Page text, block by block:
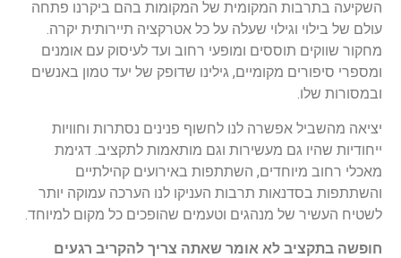
השקיעה בתרבות המקומית של המקומות בהם ביקרנו פתחה
עולם של בילוי וגילוי שעלה על כל אטרקציה תיירותית יקרה.
מחקור שווקים תוססים ומופעי רחוב ועד לעיסוק עם אומנים
ומספרי סיפורים מקומיים, גילינו שדופק של יעד טמון באנשים
ובמסורות שלו.
יציאה מהשביל אפשרה לנו לחשוף פנינים נסתרות וחוויות
ייחודיות שהיו גם מעשירות וגם מותאמות לתקציב. דגימת
מאכלי רחוב מיוחדים, השתתפות באירועים קהילתיים
והשתתפות בסדנאות תרבות העניקו לנו הערכה עמוקה יותר
לשטיח העשיר של מנהגים וטעמים שהופכים כל מקום למיוחד.
חופשה בתקציב לא אומר שאתה צריך להקריב רגעים